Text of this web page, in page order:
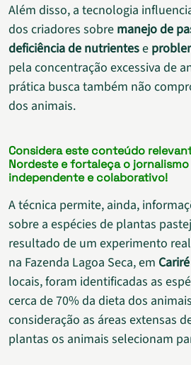
Além disso, a tecnologia
dos criadores sobre manejo de
deficiência de nutrientese
pela concentração excessiva de
prática busca também não
dos animais.
Considera este conteúdo
Nordeste e fortaleça o
independente e colaborativo!
A técnica permite, ainda,
sobre a espécies de plantas
resultado de um experimento
na Fazenda Lagoa Seca, em Cariré
locais, foram identificadas as
cerca de 70% da dieta dos
consideração as áreas extensas
plantas os animais selecionam